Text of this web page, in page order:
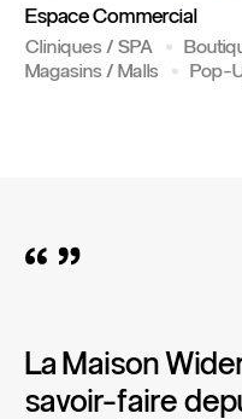
EspaceCommercial
Cliniques / SPA
Magasins / Malls
Pop-
La Maison
savoir-faire